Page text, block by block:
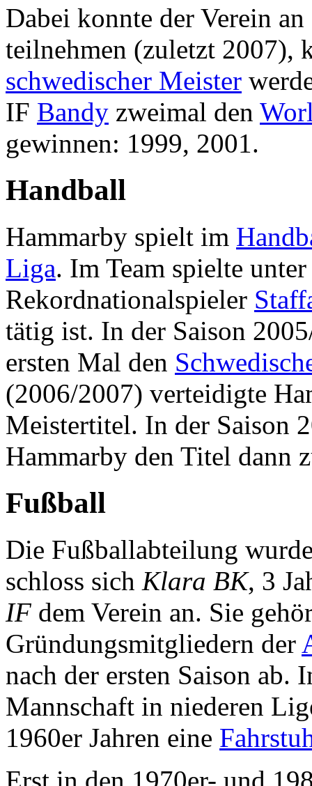
Dabei konnte der Verein
teilnehmen (zuletzt 2007),
schwedischer Meister
IF Bandy zweimal den
gewinnen: 1999, 2001.
Handball
Hammarby spielt im
Liga. Im Team spielte
Rekordnationalspieler
tätig ist. In der Saison
ersten Mal den
(2006/2007) verteidigte
Meistertitel. In der Saison
Hammarby den Titel dann
Fußball
Die Fußballabteilung
schloss sich Klara BK, 3
IF dem Verein an. Sie
Gründungsmitgliedern der
nach der ersten Saison ab.
Mannschaft in niederen
1960er Jahren eine